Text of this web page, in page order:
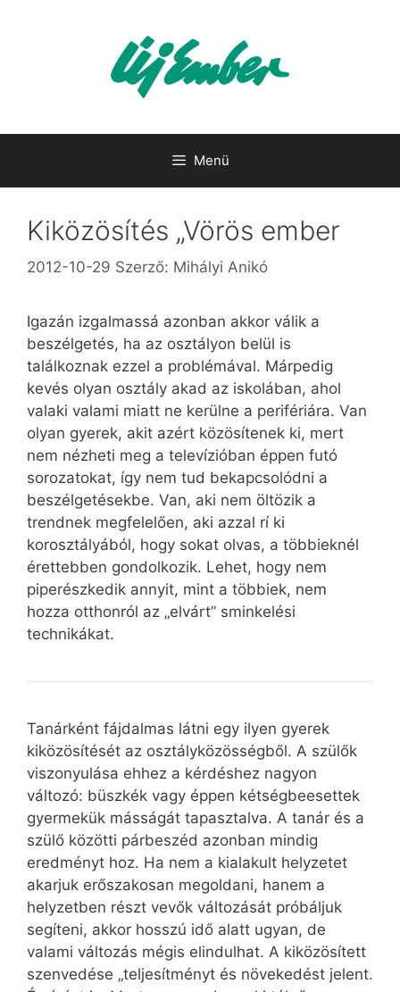
Menü
Kiközösítés „Vörös ember
2012-10-29 Szerző: Mihályi Anikó
Igazán izgalmassá azonban akkor válik a
beszélgetés, ha az osztályon belül is
találkoznak ezzel a problémával. Márpedig
kevés olyan osztály akad az iskolában, ahol
valaki valami miatt ne kerülne a perifériára. Van
olyan gyerek, akit azért közösítenek ki, mert
nem nézheti meg a televízióban éppen futó
sorozatokat, így nem tud bekapcsolódni a
beszélgetésekbe. Van, aki nem öltözik a
trendnek megfelelően, aki azzal rí ki
korosztályából, hogy sokat olvas, a többieknél
érettebben gondolkozik. Lehet, hogy nem
piperészkedik annyit, mint a többiek, nem
hozza otthonról az „elvárt” sminkelési
technikákat.
Tanárként fájdalmas látni egy ilyen gyerek
kiközösítését az osztályközösségből. A szülők
viszonyulása ehhez a kérdéshez nagyon
változó: büszkék vagy éppen kétségbeesettek
gyermekük másságát tapasztalva. A tanár és a
szülő közötti párbeszéd azonban mindig
eredményt hoz. Ha nem a kialakult helyzetet
akarjuk erőszakosan megoldani, hanem a
helyzetben részt vevők változását próbáljuk
segíteni, akkor hosszú idő alatt ugyan, de
valami változás mégis elindulhat. A kiközösített
szenvedése „teljesítményt és növekedést jelent.